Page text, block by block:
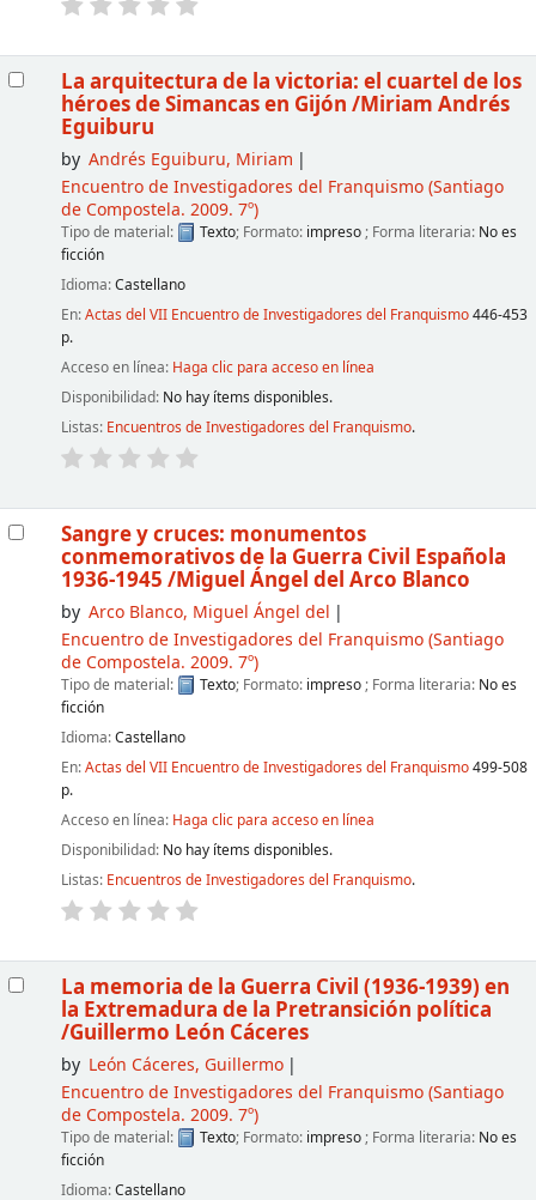
La arquitectura de la victoria: el cuartel de los
héroes de Simancas en Gijón /Miriam Andrés
Eguiburu
by Andrés Eguiburu, Miriam
Encuentro de Investigadores del Franquismo(Santiago
de Compostela. 2009. 7º)
Tipo de material: Texto; Formato: impreso ; Forma literaria: No es
ficción
Idioma:Castellano
En:Actas del VII Encuentro de Investigadores del Franquismo446-453
p.
Acceso en línea: Haga clic para acceso en línea
Disponibilidad: No hay ítems disponibles.
Listas: Encuentros de Investigadores del Franquismo.
Sangre y cruces: monumentos
conmemorativos de la Guerra Civil Española
1936-1945 /Miguel Ángel del Arco Blanco
by Arco Blanco, Miguel Ángel del
Encuentro de Investigadores del Franquismo(Santiago
de Compostela. 2009. 7º)
Tipo de material: Texto; Formato: impreso ; Forma literaria: No es
ficción
Idioma:Castellano
En:Actas del VII Encuentro de Investigadores del Franquismo499-508
p.
Acceso en línea: Haga clic para acceso en línea
Disponibilidad: No hay ítems disponibles.
Listas: Encuentros de Investigadores del Franquismo.
La memoria de la Guerra Civil (1936-1939) en
la Extremadura de la Pretransición política
/Guillermo León Cáceres
by León Cáceres, Guillermo
Encuentro de Investigadores del Franquismo(Santiago
de Compostela. 2009. 7º)
Tipo de material: Texto; Formato: impreso ; Forma literaria: No es
ficción
Idioma:Castellano